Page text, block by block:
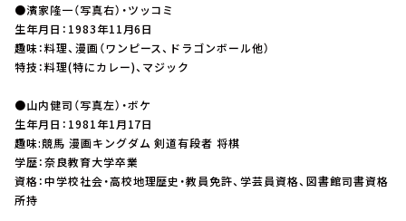
今日の番組表
週間番組表
トピックス
TBS Podcast
お知らせ
イベント・グッズ
YouTube
会社情報
●濱家隆一（写真右）・ツッコミ
生年月日：1983年11月6日
趣味：料理、漫画（ワンピース、ドラゴンボール他）
特技：料理(特にカレー)、マジック
●山内健司（写真左）・ボケ
生年月日：1981年1月17日
趣味:競馬 漫画キングダム 剣道有段者 将棋
学歴：奈良教育大学卒業
資格：中学校社会・高校地理歴史・教員免許、学芸員資格、図書館司書資格
所持